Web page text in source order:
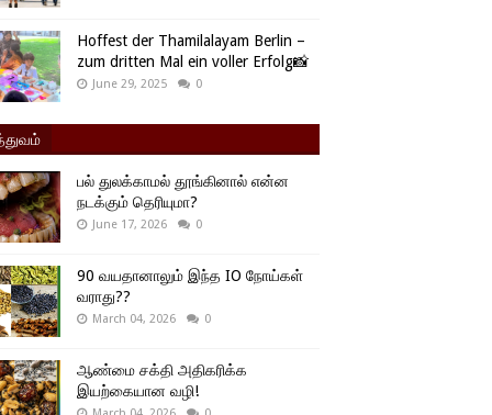
Hoffest der Thamilalayam Berlin –
zum dritten Mal ein voller Erfolg📸
June 29, 2025 0
பல் துலக்காமல் தூங்கினால் என்ன
நடக்கும் தெரியுமா?
June 17, 2026 0
90 வயதானாலும் இந்த IO நோய்கள்
வராது??
March 04, 2026 0
ஆண்மை சக்தி அதிகரிக்க
இயற்கையான வழி!